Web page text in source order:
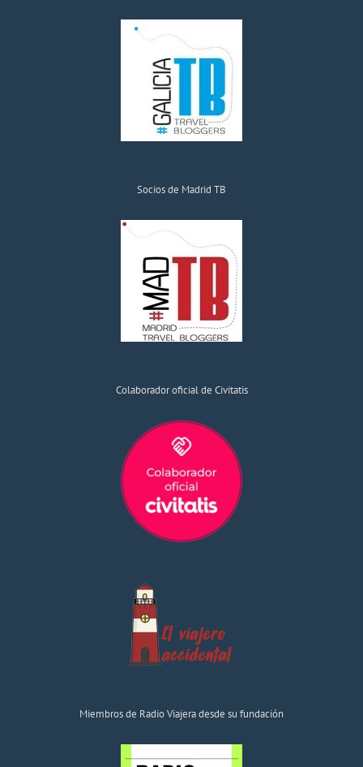
Socios de Madrid TB
Colaborador oficial de Civitatis
Miembros de Radio Viajera desde su fundación